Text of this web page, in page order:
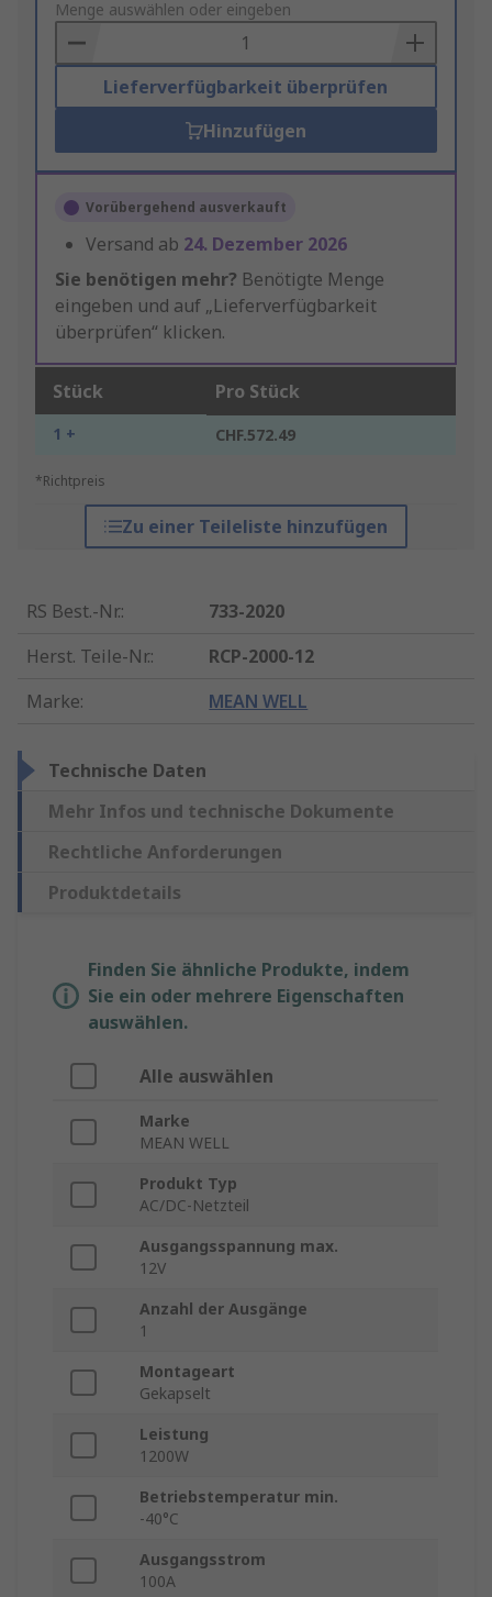
to
Basket
Menge auswählen oder eingeben
Lieferverfügbarkeit überprüfen
Hinzufügen
Vorübergehend ausverkauft
Versand ab 24. Dezember 2026
Sie benötigen mehr? Benötigte Menge
eingeben und auf „Lieferverfügbarkeit
überprüfen“ klicken.
Stück Pro Stück
1 + CHF.572.49
*Richtpreis
Zu einer Teileliste hinzufügen
RS Best.-Nr.:
733-2020
Herst. Teile-Nr.:
RCP-2000-12
Marke: MEAN WELL
Technische Daten
Mehr Infos und technische Dokumente
Rechtliche Anforderungen
Produktdetails
Finden Sie ähnliche Produkte, indem
Sie ein oder mehrere Eigenschaften
auswählen.
Alle auswählen
Marke
MEAN WELL
Produkt Typ
AC/DC-Netzteil
Ausgangsspannung max.
12V
Anzahl der Ausgänge
1
Montageart
Gekapselt
Leistung
1200W
Betriebstemperatur min.
-40°C
Ausgangsstrom
100A